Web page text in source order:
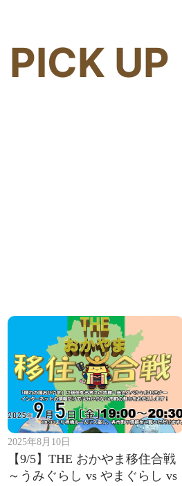
PICK UP
2025年8月10日
【9/5】THE おかやま移住合戦
～うみぐらし vs やまぐらし vs